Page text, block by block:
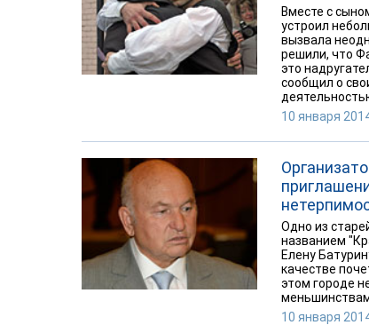
Вместе с
устроил
вызвала
решили, что
это
сообщил о
10 января
Одно из
названием
Елену
качестве
этом городе
10 января